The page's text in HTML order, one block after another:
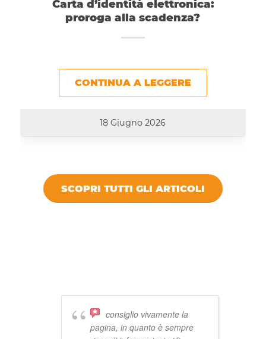
Carta d’identità elettronica:
proroga alla scadenza?
CONTINUA A LEGGERE
18 Giugno 2026
SCOPRI TUTTI GLI ARTICOLI
consiglio vivamente la
pagina, in quanto è sempre